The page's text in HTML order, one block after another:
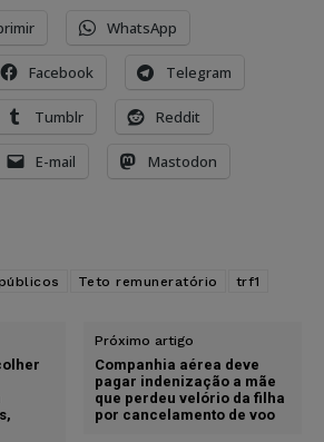
WhatsApp
Facebook Telegram
Tumblr Reddit
E-mail Mastodon
Teto remuneratório trf1
Próximo artigo
Companhia aérea deve
pagar indenização a mãe
que perdeu velório da filha
por cancelamento de voo